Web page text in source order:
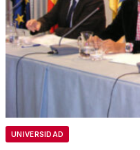
UNIVERSIDAD